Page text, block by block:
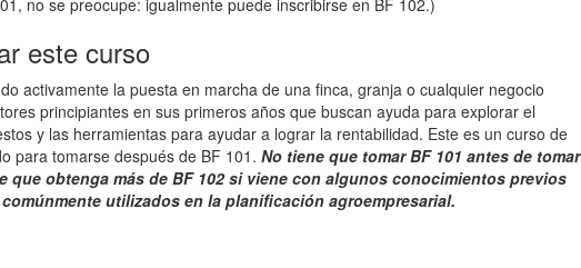
no se preocupe: igualmente puede inscribirse en BF 102.)
este curso
activamente la puesta en marcha de una finca, granja o cualquier negocio
principiantes en sus primeros años que buscan ayuda para explorar el
y las herramientas para ayudar a lograr la rentabilidad. Este es un curso de
para tomarse después de BF 101. No tiene que tomar BF 101 antes de tomar
que obtenga más de BF 102 si viene con algunos conocimientos previos
utilizados en la planificación agroempresarial.